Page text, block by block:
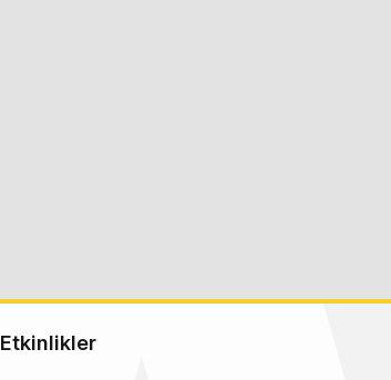
Etkinlikler